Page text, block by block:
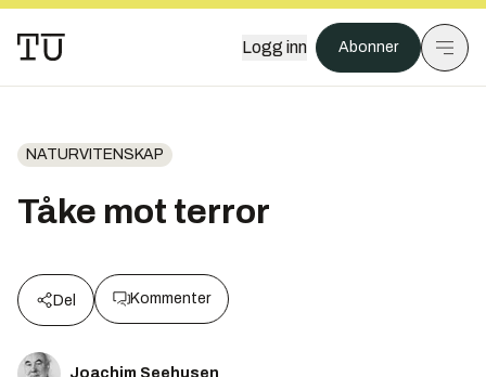
Logg inn Abonner
NATURVITENSKAP
Tåke mot terror
Del Kommenter
Joachim Seehusen